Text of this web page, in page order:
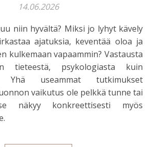
14.06.2026
ajatuksia, keventää oloa ja
kulkemaan vapaammin? Vastausta
psykologiasta kuin
Yhä useammat tutkimukset
vaikutus ole pelkkä tunne tai
näkyy konkreettisesti myös